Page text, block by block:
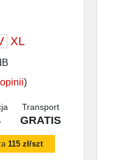
XL
)
Transport
GRATIS
115 zł/szt